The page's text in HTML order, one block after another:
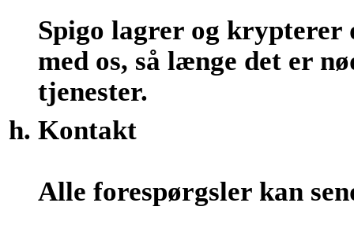
Spigo lagrer og krypterer
med os, så længe det er
tjenester.
Kontakt
Alle forespørgsler kan